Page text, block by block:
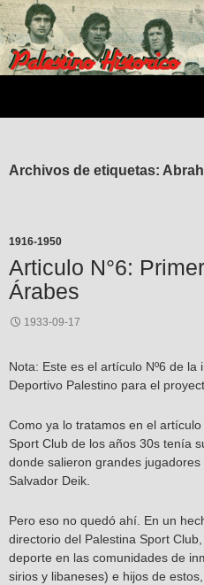
Saltar
al
contenido
Archivos de etiquetas:
1916-1950
Articulo N°6:
Árabes
1933-09-17
Nota: Este es el artículo Nº6 de
Deportivo Palestino para el
Como ya lo tratamos en el
Sport Club de los años 30s tenía
donde salieron grandes
Salvador Deik.
Pero eso no quedó ahí. En un
directorio del Palestina Sport
deporte en las comunidades de
sirios y libaneses) e hijos de